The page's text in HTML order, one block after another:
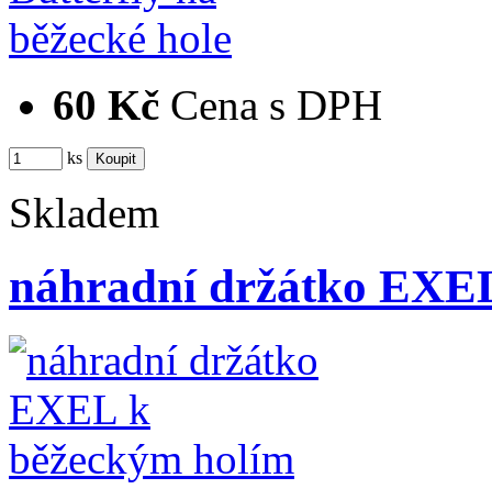
60 Kč Cena s DPH
ks
Skladem
náhradní držátko